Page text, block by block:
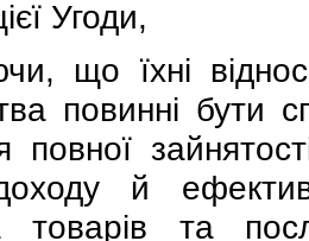
Угоди,
їхнi
повиннi бути
повної
й
товарiв та